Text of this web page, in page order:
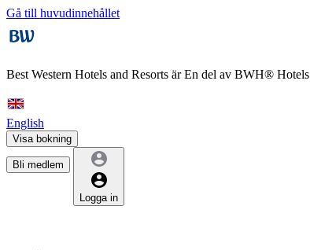
Gå till huvudinnehållet
Best Western Hotels and Resorts ärEn del av BWH® Hotels
English
Visa bokning
Bli medlem
Logga in